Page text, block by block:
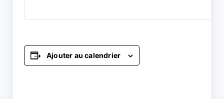
Ajouter au calendrier